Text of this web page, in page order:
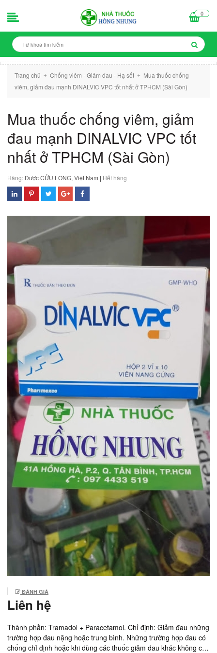
0
Trang chủ + Chống viêm - Giảm đau - Hạ sốt +
Mua thuốc chống
viêm, giảm đau mạnh DINALVIC VPC tốt nhất ở TPHCM (Sài Gòn)
Mua thuốc chống viêm, giảm
đau mạnh DINALVIC VPC tốt
nhất ở TPHCM (Sài Gòn)
Hãng: Dược CỬU LONG, Việt Nam | Hết hàng
ĐÁNH GIÁ
Liên hệ
Thành phần: Tramadol + Paracetamol. Chỉ định: Giảm đau những
trường hợp đau nặng hoặc trung bình. Những trường hợp đau có
chống chỉ định hoặc khi dùng các thuốc giảm đau khác không có